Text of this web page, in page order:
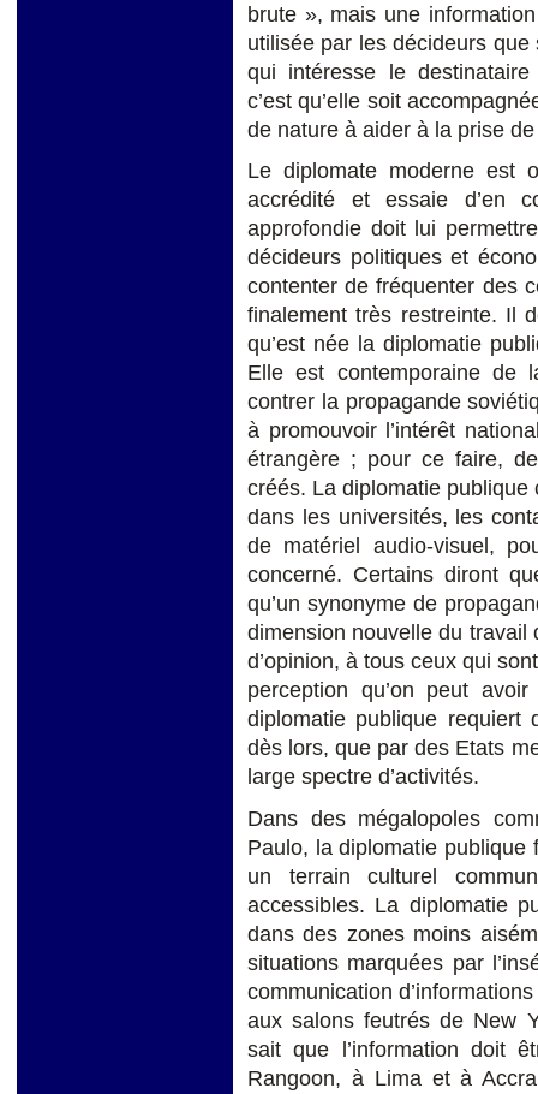
brute », mais une
utilisée par les décideurs
qui intéresse le destinataire
c’est qu’elle soit
de nature à aider à la prise
Le diplomate moderne est
accrédité et essaie d’en
approfondie doit lui
décideurs politiques et
contenter de fréquenter des
finalement très restreinte. Il
qu’est née la diplomatie
Elle est contemporaine de
contrer la propagande
à promouvoir l’intérêt
étrangère ; pour ce faire,
créés. La diplomatie publique
dans les universités, les
de matériel audio-visuel,
concerné. Certains diront
qu’un synonyme de
dimension nouvelle du travail
d’opinion, à tous ceux qui
perception qu’on peut
diplomatie publique requiert
dès lors, que par des Etats
large spectre d’activités.
Dans des mégalopoles
Paulo, la diplomatie
un terrain culturel
accessibles. La diplomatie
dans des zones moins
situations marquées par
communication
aux salons feutrés de New
sait que l’information doit
Rangoon, à Lima et à